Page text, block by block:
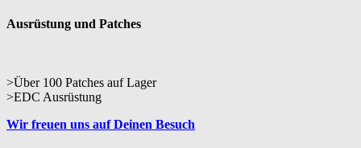
Ausrüstung und Patches
>Über 100 Patches auf Lager
>EDC Ausrüstung
Wir freuen uns auf Deinen Besuch